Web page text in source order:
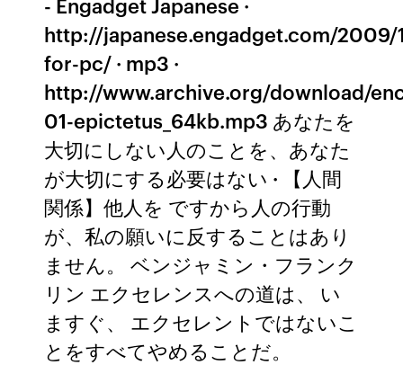
http://japanese.engadget.com/2009/
for-pc/ · mp3 ·
http://www.archive.org/download/
01-epictetus_64kb.mp3 あなたを
大切にしない人のことを、あなた
が大切にする必要はない · 【人間
関係】他人を ですから人の行動
が、私の願いに反することはあり
ません。 ベンジャミン・フランク
リン エクセレンスへの道は、 い
ますぐ、 エクセレントではないこ
とをすべてやめることだ。